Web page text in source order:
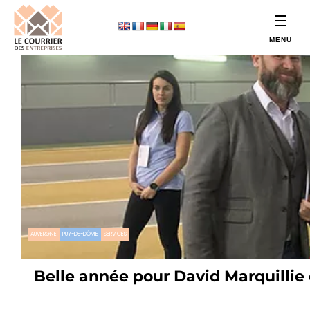
AUVERGNE PUY-DE-DÔME SERVICES
Belle année pour David